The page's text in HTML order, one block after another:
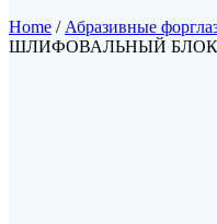
Home / Абразивные
ШЛИФОВАЛЬНЫЙ БЛОК